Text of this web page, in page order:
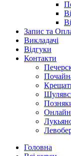
Запис та
Викладачі
Відгуки
Контакти
Онлайн
Головна